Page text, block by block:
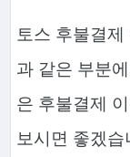
토스 후불결
과 같은 부분
은 후불결제
보시면 좋겠습